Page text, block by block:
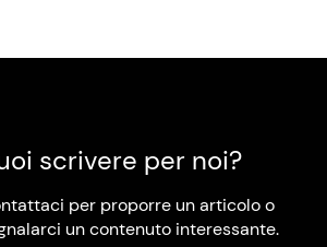
scrivere per noi?
per proporre un articolo o
un contenuto interessante.